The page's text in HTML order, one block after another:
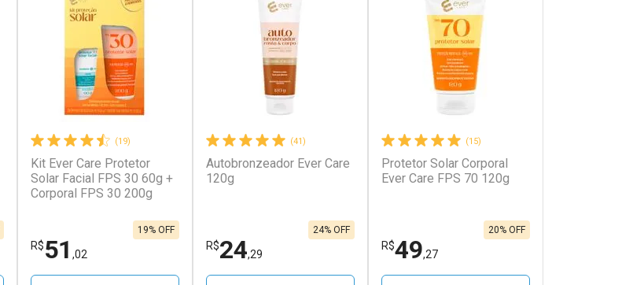
(19)
Kit Ever Care Protetor
Solar Facial FPS 30 60g +
Corporal FPS 30 200g
R$51 ,02
19% OFF
(41)
Autobronzeador Ever Care
120g
R$24,29
24% OFF
(15)
Protetor Solar Corporal
Ever Care FPS 70 120g
R$49,27
20% OFF